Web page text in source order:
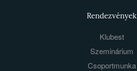
Rendezvények
Klubest
Szeminárium
Csoportmunka